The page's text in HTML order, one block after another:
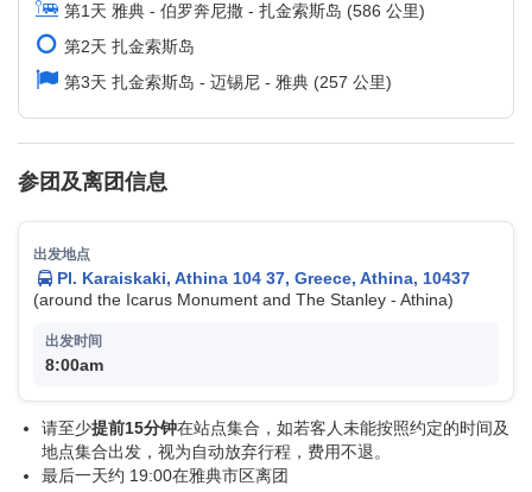
第1天 雅典 - 伯罗奔尼撒 - 扎金索斯岛 (586 公里)
第2天 扎金索斯岛
第3天 扎金索斯岛 - 迈锡尼 - 雅典 (257 公里)
参团及离团信息
Pl. Karaiskaki, Athina 104 37, Greece, Athina, 10437
(around the Icarus Monument and The Stanley - Athina)
8:00am
请至少提前15分钟在站点集合，如若客人未能按照约定的时间及
地点集合出发，视为自动放弃行程，费用不退。
最后一天约 19:00在雅典市区离团